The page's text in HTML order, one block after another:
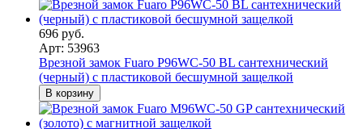
696 руб.
Арт: 53963
Врезной замок Fuaro P96WC-50 BL сантехнический
(черный) с пластиковой бесшумной защелкой
В корзину